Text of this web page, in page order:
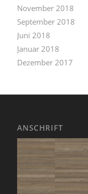
November 2018
September 2018
Juni 2018
Januar 2018
Dezember 2017
ANSCHRIFT